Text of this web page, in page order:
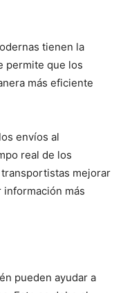
tienen la
permite que los
más eficiente
envíos al
real de los
mejorar
más
pueden ayudar a